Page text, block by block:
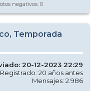
negativos: 0
Temporada
20-12-2023 22:29
Registrado: 20 años antes
Mensajes: 2.986